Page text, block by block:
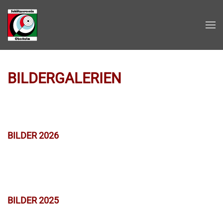
Zum Hauptinhalt springen
BILDERGALERIEN
BILDER 2026
BILDER 2025